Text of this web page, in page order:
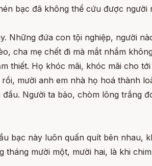
bạc đã không thể cứu được người
Những đứa con tội nghiệp, người
cha mẹ chết đi mà mắt nhắm
thiết. Họ khóc mãi, khóc mãi cho
mười anh em nhà họ hoá thành
Người ta bảo, chòm lông trắng
bạc này luôn quấn quít bên nhau,
mười một, mười hai, là khi